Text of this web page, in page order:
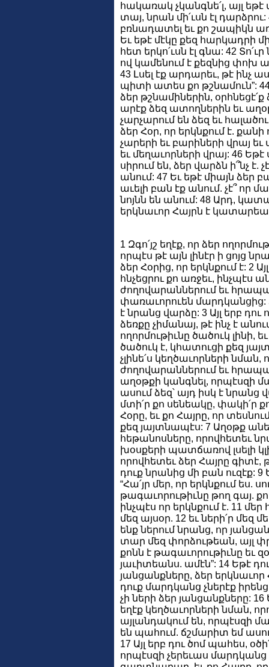
հակառակ չկանգնե՛լ, այլ
տայ, նրան մի՛ւսն էլ
բռնադատել եւ քո շապիկն
Եւ եթէ մէկը քեզ հարկադրի
հետ երկո՛ւսն էլ գնա: 42
ով կամենում է քեզնից փոխ
43 Լսել էք արդարեւ, թէ ինչ
պիտի ատես քո թշնամուն”: 44
ձեր թշնամիներին,
արէք ձեզ ատողներին եւ
չարչարում են ձեզ եւ
ձեր Հօր, որ երկնքում է.
չարերի եւ բարիների վրայ
եւ մեղաւորների վրայ: 46
սիրում են, ձեր վարձն ի՞նչ է.
անում: 47 Եւ եթէ միայն ձեր
աւելի բան էք անում. չէ՞ որ
նոյնն են անում: 48 Արդ,
երկնաւոր Հայրն է
1 Զգո՛յշ եղէք, որ ձեր
որպէս թէ այն լինէր ի ցոյց
ձեր Հօրից, որ երկնքում է: 2
հնչեցրու քո առջեւ, ինչպէս
ժողովարաններում եւ
փառաւորուեն մարդկանցից:
է նրանց վարձը: 3 Այլ երբ
ձեռքը չիմանայ, թէ ինչ է
ողորմութիւնը ծածուկ լինի,
ծածուկ է, կհատուցի քեզ
չլինե՛ս կեղծաւորների նման,
ժողովարաններում եւ
աղօթքի կանգնել, որպէսզի
ասում ձեզ՝ այդ իսկ է նրանց
մտի՛ր քո սենեակը, փակի՛ր
Հօրը, եւ քո Հայրը, որ
քեզ յայտնապէս: 7 Աղօթք
հեթանոսները, որովհետեւ
խօսքերի պատճառով լսելի
որովհետեւ ձեր Հայրը գիտէ,
դուք նրանից մի բան ուզէք:
“Հա՛յր մեր, որ երկնքում ես.
թագաւորութիւնը թող գայ.
ինչպէս որ երկնքում է. 11
մեզ այսօր. 12 եւ ների՛ր մեզ
ենք ներում նրանց, որ
տար մեզ փորձութեան, այլ
քոնն է թագաւորութիւնը եւ
յաւիտեանս. ամէն”: 14 Եթէ
յանցանքները, ձեր երկնաւոր
դուք մարդկանց չներէք
չի ների ձեր յանցանքները:
եղէք կեղծաւորների նման,
այլանդակում են, որպէսզի
են պահում. ճշմարիտ եմ
17 Այլ երբ դու ծոմ պահես,
որպէսզի չերեւաս մարդկանց